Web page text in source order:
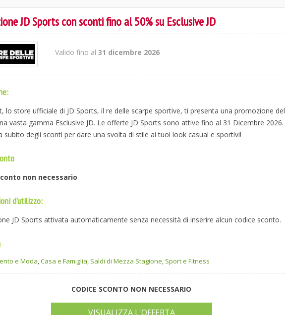
JD Sports con sconti fino al 50% su Esclusive JD
Valido fino al31 dicembre 2026
lo store ufficiale di JD Sports, il re delle scarpe sportive, ti presenta una promozione del
vasta gamma Esclusive JD. Le offerte JD Sports sono attive fino al 31 Dicembre 2026.
subito degli sconti per dare una svolta di stile ai tuoi look casual e sportivi!
non necessario
d'utilizzo:
JD Sports attivata automaticamente senza necessità di inserire alcun codice sconto.
e Moda,Casa e Famiglia, Saldi di Mezza Stagione, Sport e Fitness
CODICE SCONTO NON NECESSARIO
VISUALIZZA L'OFFERTA